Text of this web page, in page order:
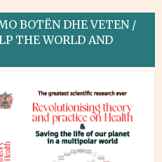
BOTËN DHE VETEN /
THE WORLD AND